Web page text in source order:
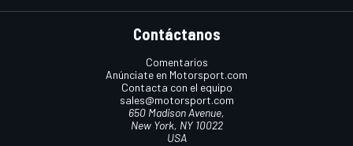
Contáctanos
Comentarios
Anúnciate en Motorsport.com
Contacta con el equipo
sales@motorsport.com
650 Madison Avenue,
New York, NY 10022
USA